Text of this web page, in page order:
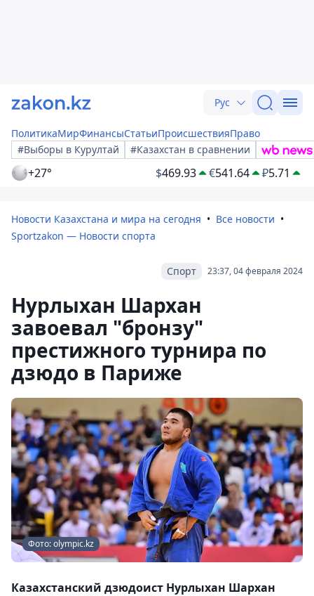
Рус
ПолитикаМирФинансыСтатьиПроисшествияПраво
#Выборы в Курултай
#Казахстан в сравнении
+27° $469.93 €541.64 ₽5.71
Новости Казахстана и мира на сегодня
Все новости
Sportzakon — Новости спорта
23:37, 04 февраля 2024
Спорт
Нурлыхан Шархан
завоевал "бронзу"
престижного турнира по
дзюдо в Париже
Фото: olympic.kz
Казахстанский дзюдоист Нурлыхан Шархан